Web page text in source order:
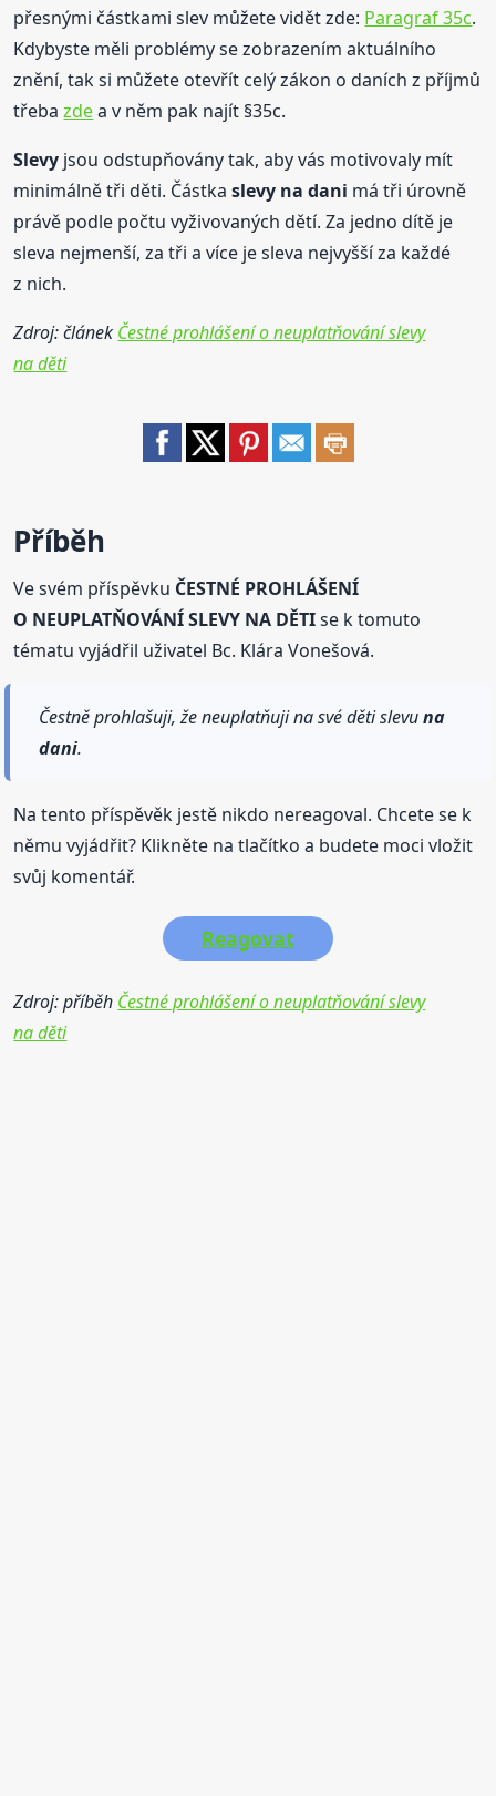
přesnými částkami slev můžete vidět zde: Paragraf 35c.
Kdybyste měli problémy se zobrazením aktuálního
znění, tak si můžete otevřít celý zákon o daních z příjmů
třebazdea v něm pak najít §35c.
Slevy jsou odstupňovány tak, aby vás motivovaly mít
minimálně tři děti. Částkaslevy na dani má tři úrovně
právě podle počtu vyživovaných dětí. Za jedno dítě je
sleva nejmenší, za tři a více je sleva nejvyšší za každé
z nich.
Zdroj: článek Čestné prohlášení o neuplatňování slevy
na děti
Příběh
Ve svém příspěvku ČESTNÉ PROHLÁŠENÍ
O NEUPLATŇOVÁNÍ SLEVY NA DĚTIse k tomuto
tématu vyjádřil uživatel Bc. Klára Vonešová.
Čestně prohlašuji, že neuplatňuji na své děti slevuna
dani.
Na tento příspěvěk jestě nikdo nereagoval. Chcete se k
němu vyjádřit? Klikněte na tlačítko a budete moci vložit
svůj komentář.
Reagovat
Zdroj: příběh Čestné prohlášení o neuplatňování slevy
na děti